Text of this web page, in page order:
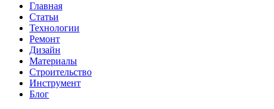
Главная
Статьи
Технологии
Ремонт
Дизайн
Материалы
Строительство
Инструмент
Блог